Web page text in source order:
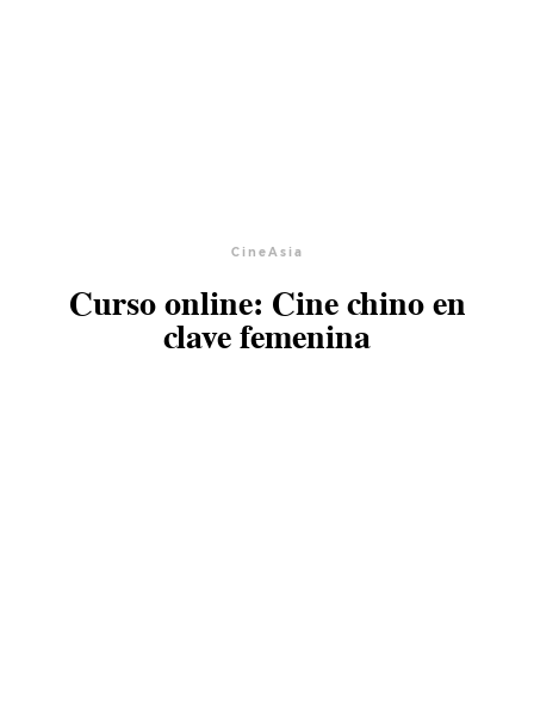
CineAsia
Curso online: Cine chino en
clave femenina